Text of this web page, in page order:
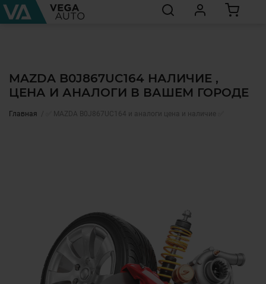
MAZDA B0J867UC164 НАЛИЧИЕ ,
ЦЕНА И АНАЛОГИ В ВАШЕМ ГОРОДЕ
Главная ✅ MAZDA B0J867UC164 и аналоги цена и наличие ✅